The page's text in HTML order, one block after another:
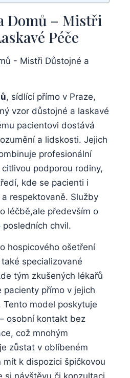
Domů – Mistři
Péče
, sídlící přímo v Praze,
vzor důstojné a laskavé
pacientovi dostává
a lidskosti. Jejich
profesionální
podporou rodiny,
kde se pacienti i
respektovaně. Služby
léčbě,ale především o
chvil.
hospicového ošetření
specializované
tým zkušených lékařů
pacienty přímo v jejich
model poskytuje
osobní kontakt bez
což mnohým
zůstat v oblíbeném
k dispozici špičkovou